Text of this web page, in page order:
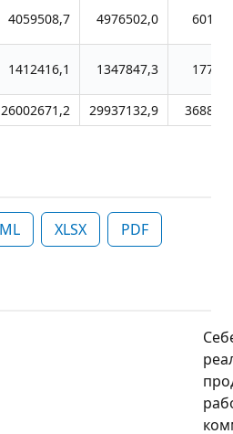
4059508,7 4976502,0
1412416,1 1347847,3
26002671,2 29937132,9
XLSX PDF